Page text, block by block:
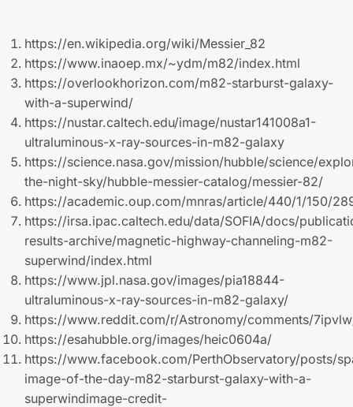
https://en.wikipedia.org/wiki/Messier_82
https://www.inaoep.mx/~ydm/m82/index.html
https://overlookhorizon.com/m82-starburst-galaxy-
with-a-superwind/
https://nustar.caltech.edu/image/nustar141008a1-
ultraluminous-x-ray-sources-in-m82-galaxy
https://science.nasa.gov/mission/hubble/science/
the-night-sky/hubble-messier-catalog/messier-82/
https://academic.oup.com/mnras/article/440/1/150/
https://irsa.ipac.caltech.edu/data/SOFIA/docs/
results-archive/magnetic-highway-channeling-m82-
superwind/index.html
https://www.jpl.nasa.gov/images/pia18844-
ultraluminous-x-ray-sources-in-m82-galaxy/
https://www.reddit.com/r/Astronomy/comments/
https://esahubble.org/images/heic0604a/
https://www.facebook.com/PerthObservatory/posts/
image-of-the-day-m82-starburst-galaxy-with-a-
superwindimage-credit-